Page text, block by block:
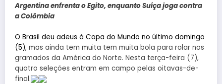
Argentina enfrenta o Egito, enquanto Suíça joga contra
a Colômbia
O Brasil deu adeus à Copa do Mundo no último domingo
(5), mas ainda tem muita tem muita bola para rolar nos
gramados da América do Norte. Nesta terça-feira (7),
quatro seleções entram em campo pelas oitavas-de-
final.